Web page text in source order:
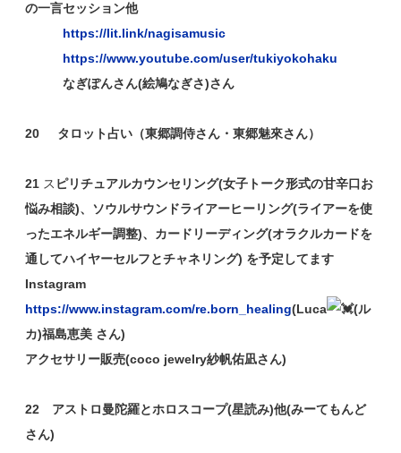
の一言セッション他
https://lit.link/nagisamusic
https://www.youtube.com/user/tukiyokohaku
なぎぽんさん(絵鳩なぎさ)さん
20 タロット占い（東郷調侍さん・東郷魅來さん）
21 ス ピリチュアルカウンセリング(女子トーク形式の甘辛口お
悩み相談)、ソウルサウンドライアーヒーリング(ライアーを使
ったエネルギー調整)、カードリーディング(オラクルカードを
通してハイヤーセルフとチャネリング) を予定してます
Instagram
https://www.instagram.com/re.born_healing(Luca
(ル
カ)福島恵美 さん)
アクセサリー販売(coco jewelry紗帆佑凪さん)
22 アストロ曼陀羅とホロスコープ(星読み)他(みーてもんど
さん)